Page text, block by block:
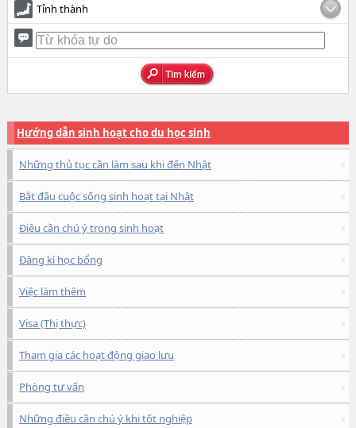
Tỉnh thành
Hướng dẫn sinh hoạt cho du học sinh
Những thủ tục cần làm sau khi đến Nhật
Bắt đầu cuộc sống sinh hoạt tại Nhật
Điều cần chú ý trong sinh hoạt
Đăng kí học bổng
Việc làm thêm
Visa (Thị thực)
Tham gia các hoạt động giao lưu
Phòng tư vấn
Những điều cần chú ý khi tốt nghiệp